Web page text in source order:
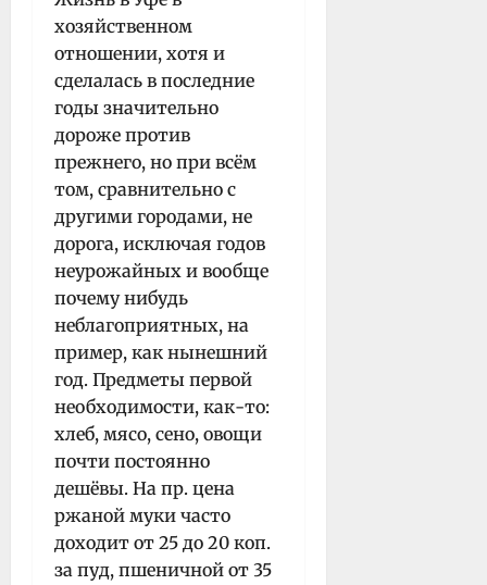
хозяйственном
отношении, хотя и
сделалась в последние
годы значительно
дороже против
прежнего, но при всём
том, сравнительно с
другими городами, не
дорога, исключая годов
неурожайных и вообще
почему нибудь
неблагоприятных, на
пример, как нынешний
год. Предметы первой
необходимости, как-то:
хлеб, мясо, сено, овощи
почти постоянно
дешёвы. На пр. цена
ржаной муки часто
доходит от 25 до 20 коп.
за пуд, пшеничной от 35